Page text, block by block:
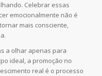
Celebrar essas
emocionalmente não é
mais consciente,
a olhar apenas para
ideal, a promoção no
real é o processo